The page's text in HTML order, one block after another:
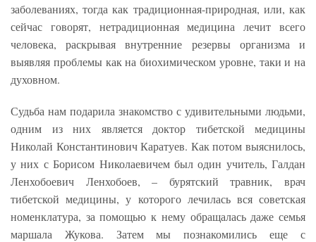
заболеваниях, тогда как традиционная-природная, или, как
сейчас говорят, нетрадиционная медицина лечит всего
человека, раскрывая внутренние резервы организма и
выявляя проблемы как на биохимическом уровне, таки и на
духовном.
Судьба нам подарила знакомство с удивительными людьми,
одним из них является доктор тибетской медицины
Николай Константинович Каратуев. Как потом выяснилось,
у них с Борисом Николаевичем был один учитель, Галдан
Ленхобоевич Ленхобоев, – бурятский травник, врач
тибетской медицины, у которого лечилась вся советская
номенклатура, за помощью к нему обращалась даже семья
маршала Жукова. Затем мы познакомились еще с